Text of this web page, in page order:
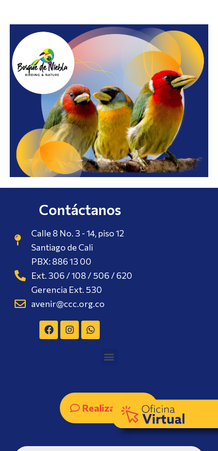
Contáctanos
Calle 8 No. 3 - 14, piso 12
Santiago de Cali
PBX: 886 13 00
Ext. 306 / 108 / 506 / 620
Gerencia Ext. 530
avenir@ccc.org.co
Realizar PQRS